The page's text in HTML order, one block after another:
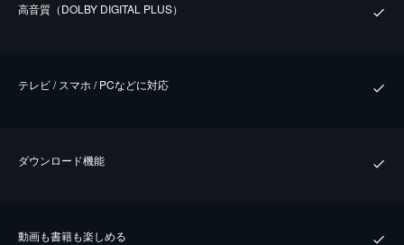
⾼⾳質（DOLBY DIGITAL PLUS）
テレビ / スマホ / PCなどに対応
ダウンロード機能
動画も書籍も楽しめる